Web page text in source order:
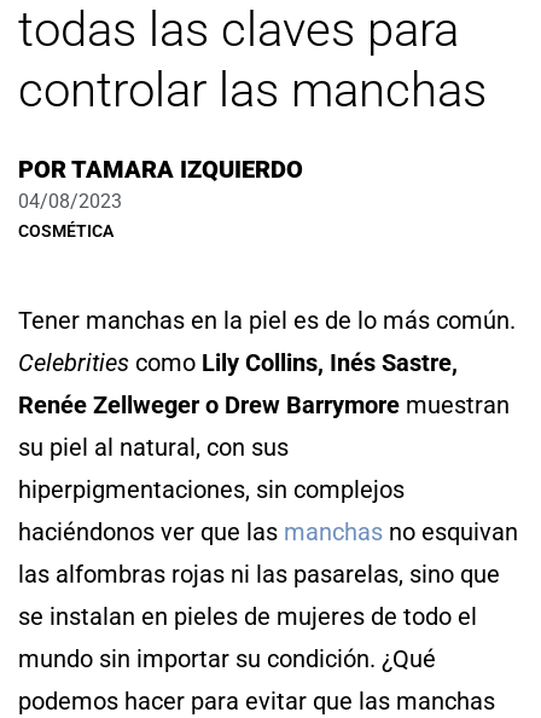
todas las claves para
controlar las manchas
PORTAMARA IZQUIERDO
04/08/2023
COSMÉTICA
Tener manchas en la piel es de lo más común.
Celebrities como Lily Collins, Inés Sastre,
Renée Zellweger o Drew Barrymore muestran
su piel al natural, con sus
hiperpigmentaciones, sin complejos
haciéndonos ver que las manchas no esquivan
las alfombras rojas ni las pasarelas, sino que
se instalan en pieles de mujeres de todo el
mundo sin importar su condición. ¿Qué
podemos hacer para evitar que las manchas